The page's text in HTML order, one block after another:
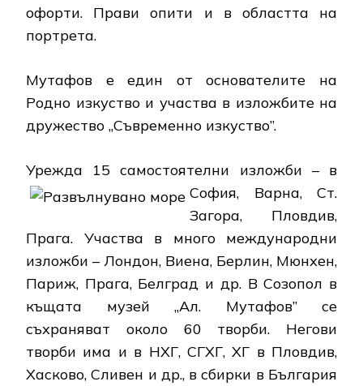
офорти. Прави опити и в областта на
портрета.
Мутафов е един от основателите на
Родно изкуство и участва в изложбите на
дружество „Съвременно изкуство”.
Урежда 15 самостоятелни изложби – в
София, Варна, Ст.
Загора, Пловдив,
Прага. Участва в много международни
изложби – Лондон, Виена, Берлин, Мюнхен,
Париж, Прага, Белград и др. В Созопол в
къщата музей „Ал. Мутафов” се
съхраняват около 60 творби. Негови
творби има и в НХГ, СГХГ, ХГ в Пловдив,
Хасково, Сливен и др., в сбирки в България